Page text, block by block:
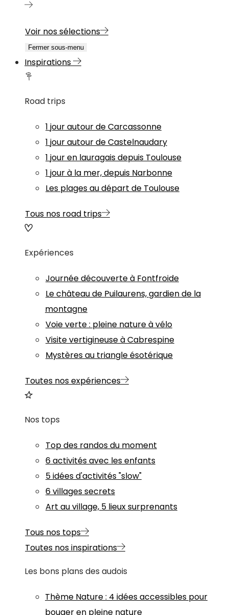
Voir nos sélections
Fermer sous-menu
Inspirations
Road trips
1 jour autour de Carcassonne
1 jour autour de Castelnaudary
1 jour en lauragais depuis Toulouse
1 jour à la mer, depuis Narbonne
Les plages au départ de Toulouse
Tous nos road trips
Expériences
Journée découverte à Fontfroide
Le château de Puilaurens, gardien de la
montagne
Voie verte : pleine nature à vélo
Visite vertigineuse à Cabrespine
Mystères au triangle ésotérique
Toutes nos expériences
Nos tops
Top des randos du moment
6 activités avec les enfants
5 idées d'activités "slow"
6 villages secrets
Art au village, 5 lieux surprenants
Tous nos tops
Toutes nos inspirations
Les bons plans des audois
Thème Nature: 4 idées accessibles pour
bouger en pleine nature